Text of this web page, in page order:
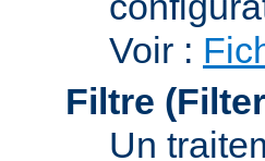
Voir :
Filtre
Un